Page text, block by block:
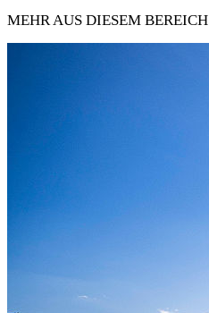
MEHR AUS DIESEM BEREICH